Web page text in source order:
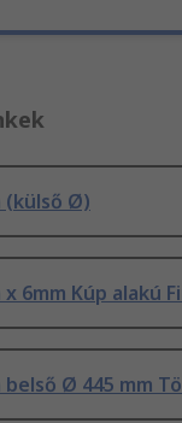
(külső Ø)
x 6mm Kúp alakú
belső Ø 445 mm